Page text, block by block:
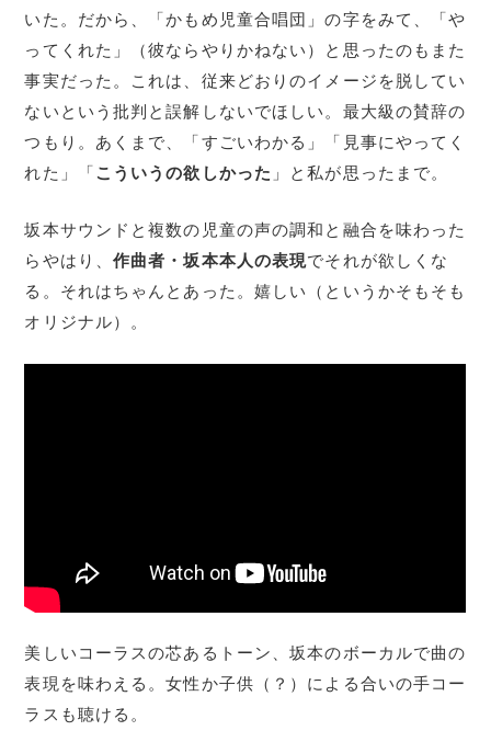
いた。だから、「かもめ児童合唱団」の字をみて、「や
ってくれた」（彼ならやりかねない）と思ったのもまた
事実だった。これは、従来どおりのイメージを脱してい
ないという批判と誤解しないでほしい。最大級の賛辞の
つもり。あくまで、「すごいわかる」「見事にやってく
れた」「こういうの欲しかった 」と私が思ったまで。
坂本サウンドと複数の児童の声の調和と融合を味わった
らやはり、作曲者・坂本本人の表現でそれが欲しくな
る。それはちゃんとあった。嬉しい（というかそもそも
オリジナル）。
美しいコーラスの芯あるトーン、坂本のボーカルで曲の
表現を味わえる。女性か子供（？）による合いの手コー
ラスも聴ける。